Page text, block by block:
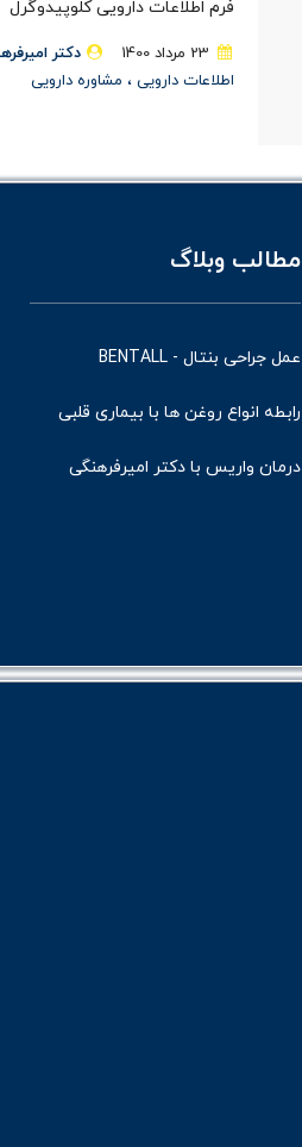
فرم اطلاعات دارویی کلوپیدوگرل
دکتر
اطلاعات دارویی
مشاوره دارویی
مطالب وبلاگ
عمل جراحی بنتال - BENTALL
رابطه انواع روغن ها با بیماری قلبی
درمان واریس با دکتر امیرفرهنگی